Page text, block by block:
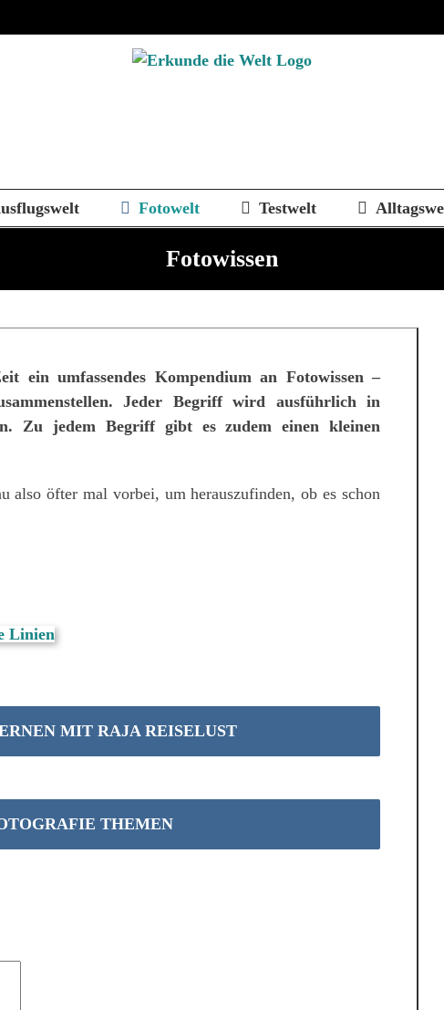
Fotowelt Testwelt
Fotowissen
ein umfassendes Kompendium an Fotowissen –
Jeder Begriff wird ausführlich in
Zu jedem Begriff gibt es zudem einen kleinen
also öfter mal vorbei, um herauszufinden, ob es schon
MIT RAJA REISELUST
THEMEN